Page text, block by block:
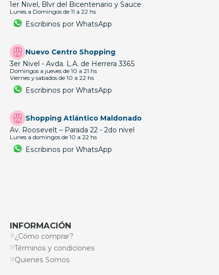
1er Nivel, Blvr del Bicentenario y Sauce
Lunes a Domingos de 11 a 22 hs
Escribinos por WhatsApp
Nuevo Centro Shopping
3er Nivel - Avda. L.A. de Herrera 3365
Domingos a jueves de 10 a 21 hs
Viernes y sabados de 10 a 22 hs
Escribinos por WhatsApp
Shopping Atlántico Maldonado
Av. Roosevelt – Parada 22 - 2do nivel
Lunes a domingos de 10 a 22 hs
Escribinos por WhatsApp
INFORMACIÓN
¿Cómo comprar?
Términos y condiciones
Quienes Somos